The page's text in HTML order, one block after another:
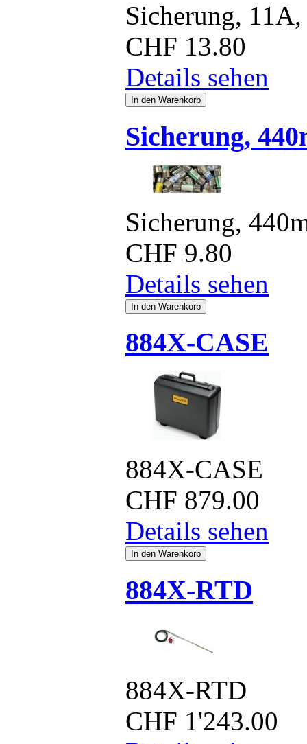
Sicherung,
CHF 13.80
Details sehen
Sicherung,
Sicherung,
CHF 9.80
Details sehen
884X-CASE
884X-CASE
CHF 879.00
Details sehen
884X-RTD
884X-RTD
CHF 1'243.00